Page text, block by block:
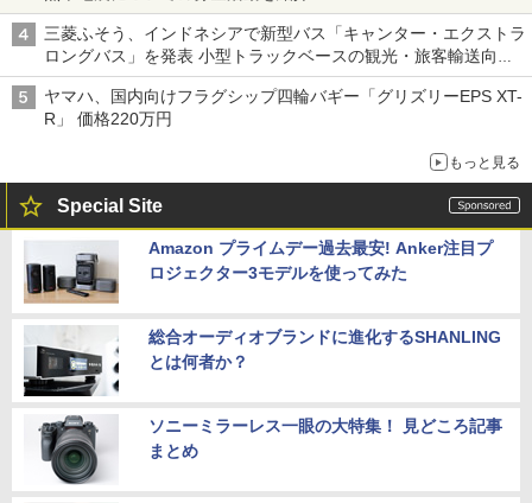
三菱ふそう、インドネシアで新型バス「キャンター・エクストラ
ロングバス」を発表 小型トラックベースの観光・旅客輸送向け
バス
ヤマハ、国内向けフラグシップ四輪バギー「グリズリーEPS XT-
R」 価格220万円
もっと見る
Special Site
Amazon プライムデー過去最安! Anker注目プ
ロジェクター3モデルを使ってみた
総合オーディオブランドに進化するSHANLING
とは何者か？
ソニーミラーレス一眼の大特集！ 見どころ記事
まとめ